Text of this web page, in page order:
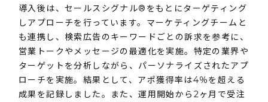
導入後は、セールスシグナル®︎をもとにターゲティング
しアプローチを行っています。マーケティングチームと
も連携し、検索広告のキーワードごとの訴求を参考に、
営業トークやメッセージの最適化を実施。特定の業界や
ターゲットを分析しながら、パーソナライズされたアプ
ローチを実施。結果として、アポ獲得率は4％を超える
成果を記録しました。また、運用開始から2ヶ月で受注